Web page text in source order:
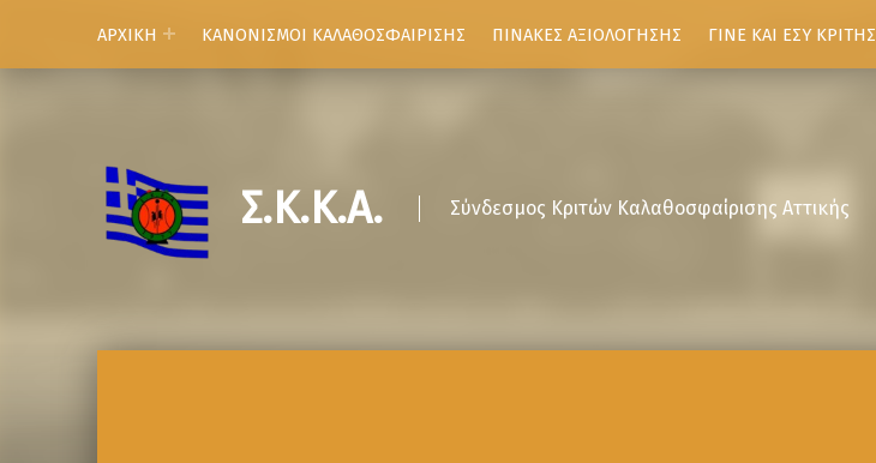
ΑΡΧΙΚΗ ΚΑΝΟΝΙΣΜΟΙ ΚΑΛΑΘΟΣΦΑΙΡΙΣΗΣ ΠΙΝΑΚΕΣ ΑΞΙΟΛΟΓΗΣΗΣ ΓΙΝΕ ΚΑΙ ΕΣΥ ΚΡΙΤΗΣ
Σ.Κ.Κ.Α. Σύνδεσμος Κριτών Καλαθοσφαίρισης Αττικής